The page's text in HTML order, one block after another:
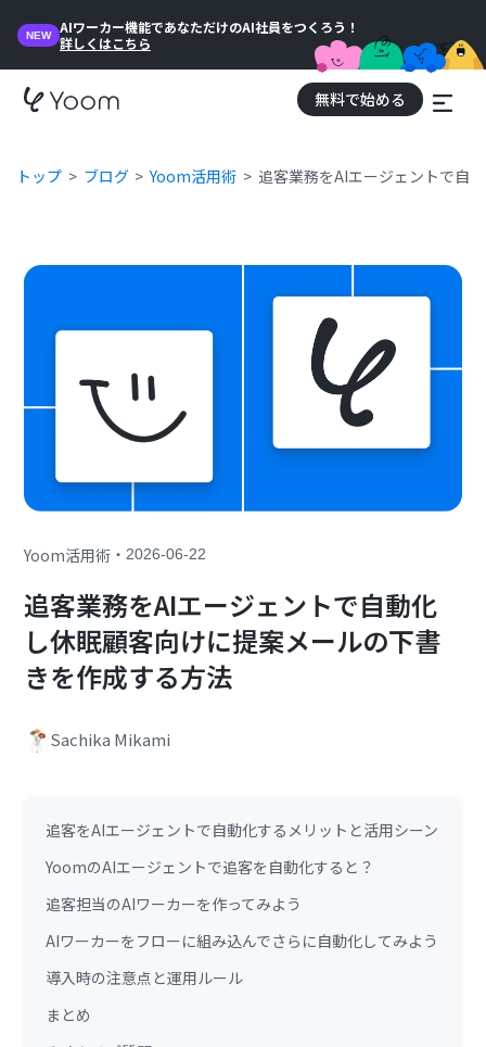
NEW
AIワーカー機能であなただけのAI社員をつくろう！
詳しくはこちら
無料で始める
トップ ブログ Yoom活用術 追客業務をAIエージェントで自
Yoom活用術 ・2026-06-22
追客業務をAIエージェントで自動化
し休眠顧客向けに提案メールの下書
きを作成する方法
Sachika Mikami
追客をAIエージェントで自動化するメリットと活用シーン
YoomのAIエージェントで追客を自動化すると？
追客担当のAIワーカーを作ってみよう
AIワーカーをフローに組み込んでさらに自動化してみよう
導入時の注意点と運用ルール
まとめ